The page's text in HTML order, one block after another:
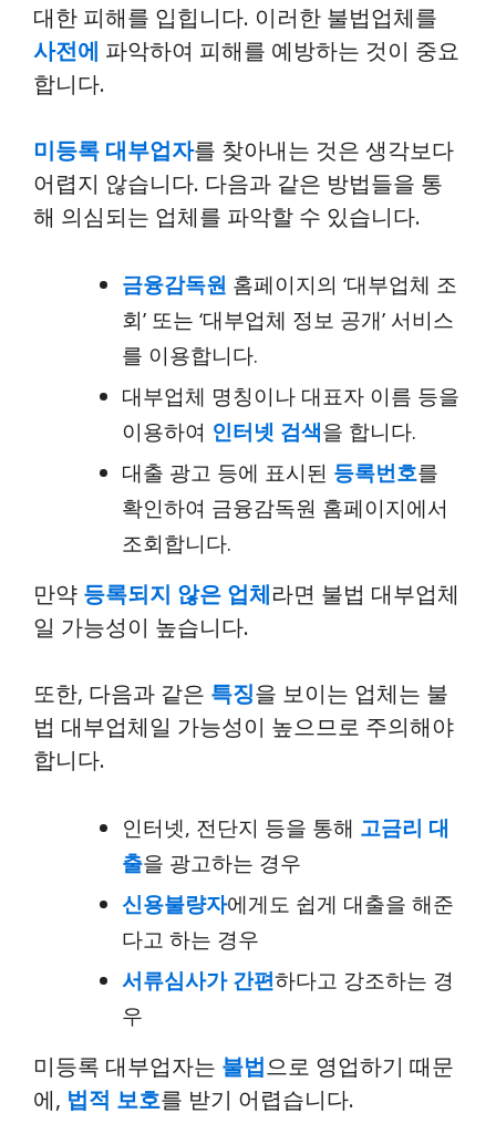
대한 피해를 입힙니다. 이러한 불법업체를
사전에 파악하여 피해를 예방하는 것이 중요
합니다.
미등록 대부업자를 찾아내는 것은 생각보다
어렵지 않습니다. 다음과 같은 방법들을 통
해 의심되는 업체를 파악할 수 있습니다.
금융감독원 홈페이지의 ‘대부업체 조
회’ 또는 ‘대부업체 정보 공개’ 서비스
를 이용합니다.
대부업체 명칭이나 대표자 이름 등을
이용하여 인터넷 검색을 합니다.
대출 광고 등에 표시된 등록번호를
확인하여 금융감독원 홈페이지에서
조회합니다.
만약 등록되지 않은 업체라면 불법 대부업체
일 가능성이 높습니다.
또한, 다음과 같은 특징을 보이는 업체는 불
법 대부업체일 가능성이 높으므로 주의해야
합니다.
인터넷, 전단지 등을 통해 고금리 대
출을 광고하는 경우
신용불량자에게도 쉽게 대출을 해준
다고 하는 경우
서류심사가 간편하다고 강조하는 경
우
미등록 대부업자는 불법으로 영업하기 때문
에, 법적 보호를 받기 어렵습니다.